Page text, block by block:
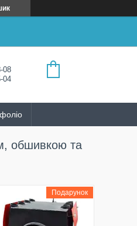
08
04
обшивкою та
Подарунок